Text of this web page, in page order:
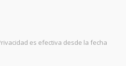
es efectiva desde la fecha